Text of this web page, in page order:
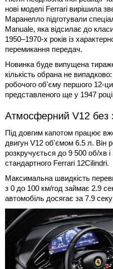
нові моделі Ferrari вирішила
Маранелло підготували
Manuale, яка відсилає до
1950–1970-х років із
перемикання передач.
Новинка буде випущена
кількість обрана не
робочого об'єму першого 12-
представленого ще у 1947
Атмосферний V12 без
Під довгим капотом працює
двигун V12 об'ємом 6.5 л. Він
розкручується до 9 500 об/хв і
стандартного Ferrari 12Cilindri.
Максимальна швидкість
з 0 до 100 км/год займає 2.9
автомобіль досягає за 7.9